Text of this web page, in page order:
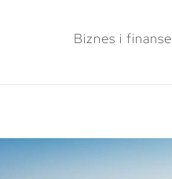
Biznes i finanse